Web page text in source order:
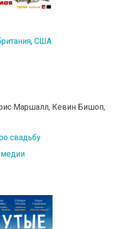
, США
Маршалл, Кевин Бишоп,
свадьбу